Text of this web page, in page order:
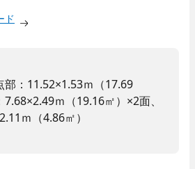
ド
部：11.52×1.53ｍ（17.69
ｍ（19.16㎡）×2面、
ｍ（4.86㎡）